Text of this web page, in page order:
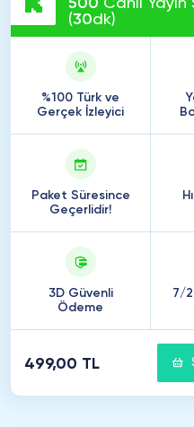
500 Canlı Yayın
(30dk)
%100 Türk ve
Gerçek İzleyici
Paket Süresince
Geçerlidir!
3D Güvenli
Ödeme
7/
499,00 TL